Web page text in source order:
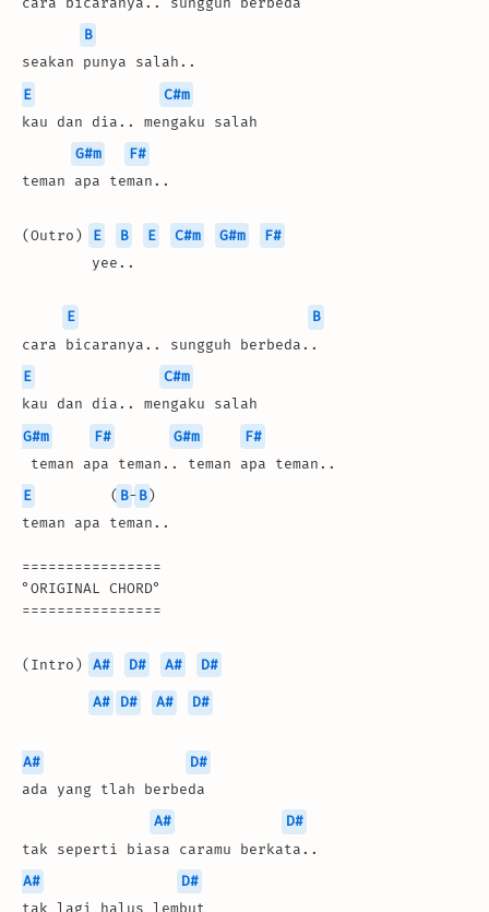
B
seakan punya salah..
E
C#m
kau dan dia.. mengaku salah
G#m
F#
teman apa teman..
(Outro) E B E C#m G#m
F#
        yee..
E
B
cara bicaranya.. sungguh berbeda..
E
C#m
kau dan dia.. mengaku salah
G#m
F# G#m
F#
teman apa teman.. teman apa teman..
E
         (
B- B )
teman apa teman..
================
°ORIGINAL CHORD°
================
(Intro) A# D# A# D#
A# D# A# D#
A#
D#
ada yang tlah berbeda
A#
D#
tak seperti biasa caramu berkata..
A#
D#
tak lagi halus lembut